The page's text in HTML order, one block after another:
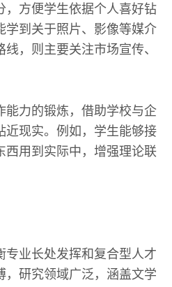
，方便学生依据个人喜好钻
学到关于照片、影像等媒介
，则主要关注市场宣传、
能力的锻炼，借助学校与企
近现实。例如，学生能够接
西用到实际中，增强理论联
专业长处发挥和复合型人才
，研究领域广泛，涵盖文学